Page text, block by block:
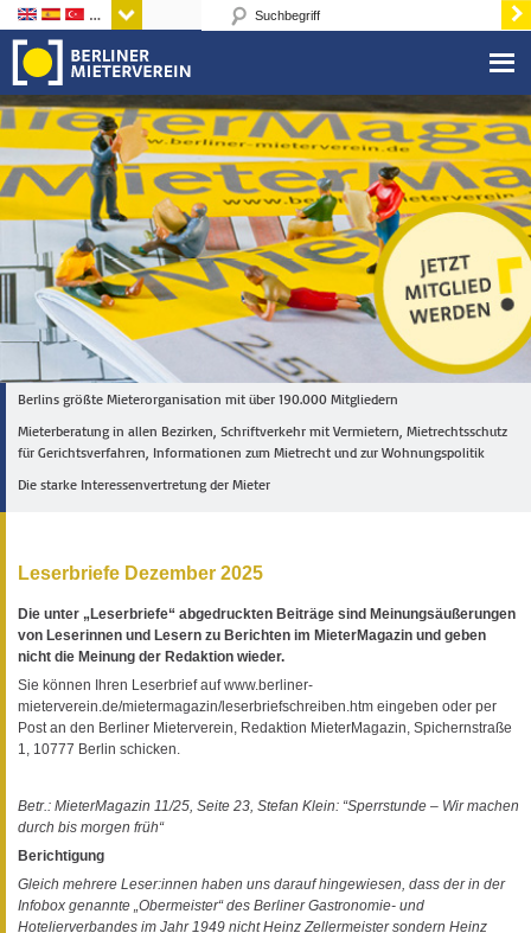
Sprachen
Berlins größte Mieterorganisation mit über 190.000 Mitgliedern
Mieterberatung in allen Bezirken, Schriftverkehr mit Vermietern, Mietrechtsschutz
für Gerichtsverfahren, Informationen zum Mietrecht und zur Wohnungspolitik
Die starke Interessenvertretung der Mieter
Leserbriefe Dezember 2025
Die unter „Leserbriefe“ abgedruckten Beiträge sind Meinungsäußerungen
von Leserinnen und Lesern zu Berichten im MieterMagazin und geben
nicht die Meinung der Redaktion wieder.
Sie können Ihren Leserbrief auf www.berliner-
mieterverein.de/mietermagazin/leserbriefschreiben.htm eingeben oder per
Post an den Berliner Mieterverein, Redaktion MieterMagazin, Spichernstraße
1, 10777 Berlin schicken.
Betr.: MieterMagazin 11/25, Seite 23, Stefan Klein: “Sperrstunde – Wir machen
durch bis morgen früh“
Berichtigung
Gleich mehrere Leser:innen haben uns darauf hingewiesen, dass der in der
Infobox genannte „Obermeister“ des Berliner Gastronomie- und
Hotelierverbandes im Jahr 1949 nicht Heinz Zellermeister sondern Heinz